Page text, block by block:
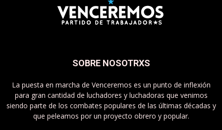
SOBRE NOSOTRXS
La puesta en marcha de Venceremos es un punto de inflexión
para gran cantidad de luchadores y luchadoras que venimos
siendo parte de los combates populares de las últimas décadas y
que peleamos por un proyecto obrero y popular.